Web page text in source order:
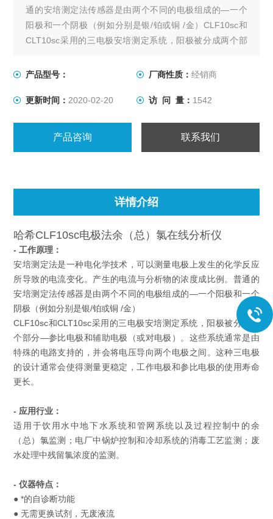
通的安培测定法传感器是由两个不同的电极组成的—一个
阳极和一个阴极（例如分别是银/铂或铜 /金）CLF10sc和
CLT10sc采用的三电极安培测定系统，阳极被分成两个部
产品型号：
厂商性质： 经销商
更新时间： 2020-02-20 访 问 量： 1542
产品咨询 联系我们
详情介绍
哈希CLF10sc电极法余（总）氯在线分析仪
- 工作原理：
安培测定法是一种电化学技术，可以测量电极上发生的化学反应
所导致的电流变化。产生的电流与分析物的浓度成比例。普通的
安培测定法传感器是由两个不同的电极组成的—一个阳极和一个
阴极（例如分别是银/铂或铜 /金）
CLF10sc和CLT10sc采用的三电极安培测定系统，阳极被分成两
个部分—参比电极和辅助电极（或对电极）。这些系统通常是由
特殊的电路支持的，并会将电压导向两个电极之间。这种三电极
的设计通常会使得测量更稳定，工作电极和参比电极的使用寿命
更长。
- 应用行业：
适用于饮用水中地下水系统和管网系统以及过程控制中的余
（总）氯监测；电厂中锅炉控制和冷却系统的消毒工艺监测；废
水处理中残留氯浓度的监测。
- 仪器特点：
● *的自诊断功能
● 无需更换试剂，无废液流